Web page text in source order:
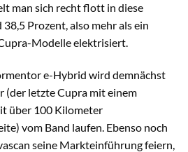
man sich recht flott in diese
Prozent, also mehr als ein
Modelle elektrisiert.
e-Hybrid wird demnächst
(der letzte Cupra mit einem
über 100 Kilometer
vom Band laufen. Ebenso noch
seine Markteinführung feiern,